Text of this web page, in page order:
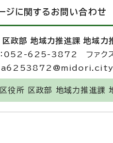
ジに関する お問い合わせ
政部 地域力推進課 地域力
：052-625-3872 ファク
：
役所 区政部 地域力推進課